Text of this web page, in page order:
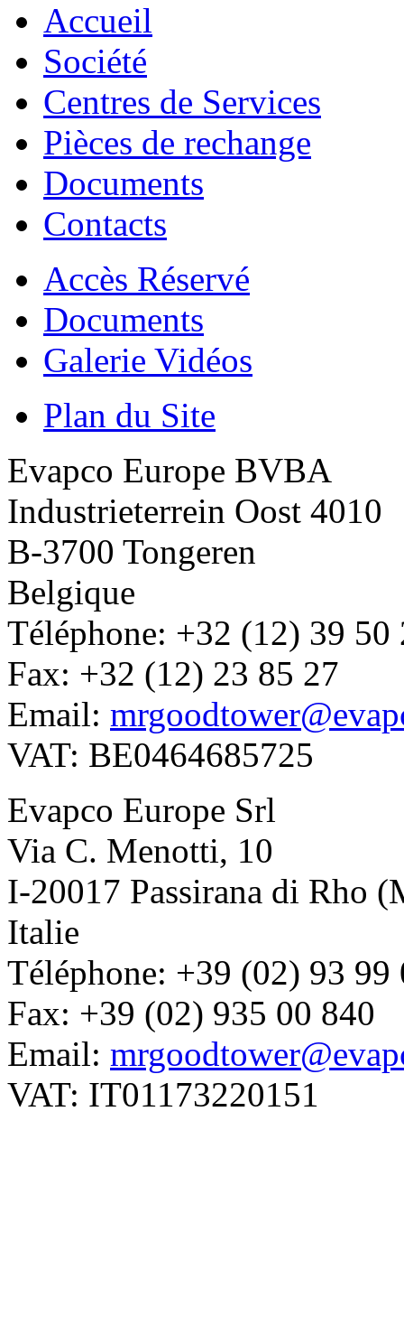
Accueil
Société
Centres de Services
Pièces de rechange
Documents
Contacts
Accès Réservé
Documents
Galerie Vidéos
Plan du Site
Evapco Europe BVBA
Industrieterrein Oost 4010
B-3700 Tongeren
Belgique
Téléphone: +32 (12) 39 50
Fax: +32 (12) 23 85 27
Email:
VAT: BE0464685725
Evapco Europe Srl
Via C. Menotti, 10
I-20017 Passirana di Rho
Italie
Téléphone: +39 (02) 93 99
Fax: +39 (02) 935 00 840
Email:
VAT: IT01173220151